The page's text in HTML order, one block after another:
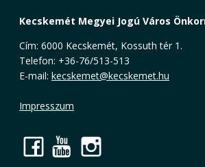
Kecskemét Megyei Jogú Város
Cím: 6000 Kecskemét, Kossuth tér 1.
Telefon: +36-76/513-513
E-mail: kecskemet@kecskemet.hu
Impresszum
Facebook
YouTube